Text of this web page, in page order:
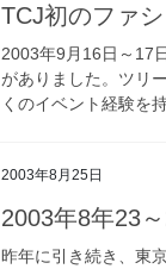
TCJ初のファ
2003年9月16日～17
がありました。ツリ
くのイベント経験を
2003年8月25日
2003年8年23
昨年に引き続き、東